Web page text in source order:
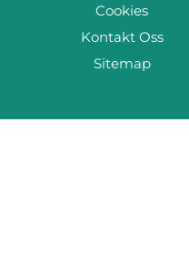
Cookies
Kontakt Oss
Sitemap